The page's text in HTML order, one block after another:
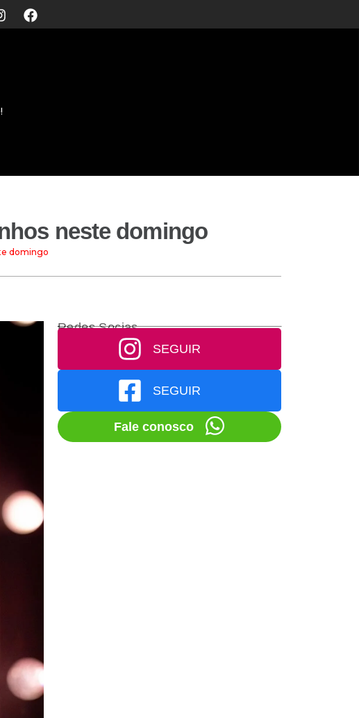
neste domingo
domingo
Redes Socias
SEGUIR
SEGUIR
Fale conosco